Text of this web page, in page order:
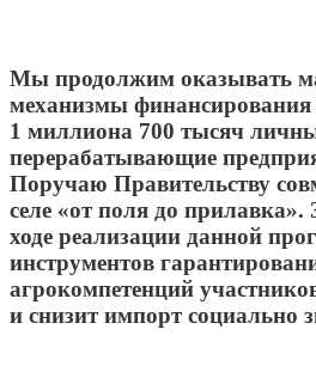
Мы продолжим оказывать
механизмы финансирования
1 миллиона 700 тысяч
перерабатывающие
Поручаю Правительству
селе «от поля до
ходе реализации данной
инструментов
агрокомпетенций
и снизит импорт социально